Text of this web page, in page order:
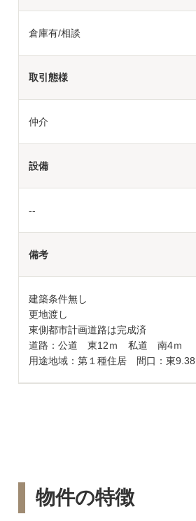
倉庫有/相談
取引態様
仲介
設備
--
備考
建築条件無し
更地渡し
東側都市計画道路は完成済
道路：公道 東12ｍ 私道 南4ｍ
用途地域：第１種住居 間口：東
物件の特徴